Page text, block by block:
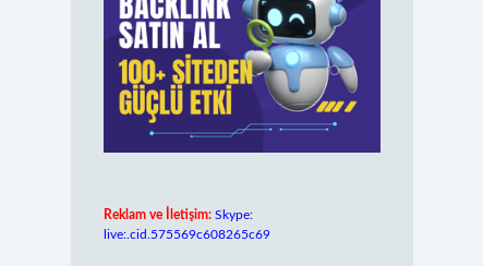
Reklam ve İletişim: Skype:
live:.cid.575569c608265c69